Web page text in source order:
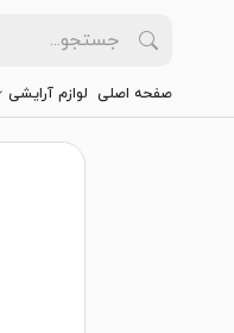
صفحه اصلی لوازم آرایشی